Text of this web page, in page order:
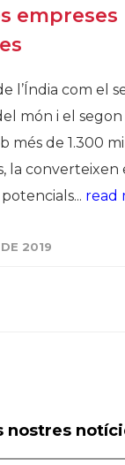
empreses
l’Índia com el
món i el segon
més de 1.300
la converteixen
read
2019
nostres